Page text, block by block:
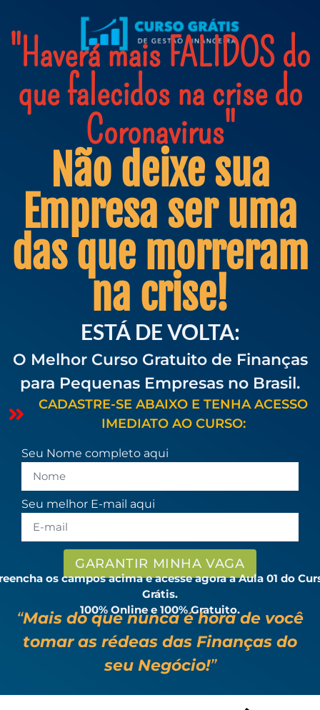
"Haverá mais FALIDOS do
que falecidos na crise do
Coronavirus"
Não deixe sua
Empresa ser uma
das que morreram
na crise!
ESTÁ DE VOLTA:
O Melhor Curso Gratuito de Finanças
para Pequenas Empresas no Brasil.
CADASTRE-SE ABAIXO E TENHA ACESSO
IMEDIATO AO CURSO:
Seu Nome completo aqui
Seu melhor E-mail aqui
GARANTIR MINHA VAGA
os campos acima e acesse agora a Aula 01 do
Grátis.
100% Online e 100% Gratuito.
“Mais do que nunca é hora de você
tomar as rédeas das Finanças do
seu Negócio!”